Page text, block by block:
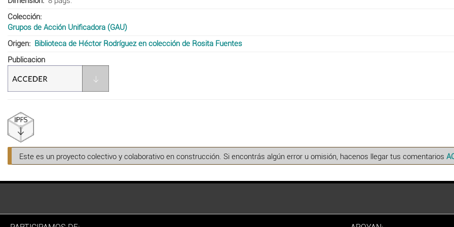
Colección
Grupos de Acción Unificadora (GAU)
Origen
Biblioteca de Héctor Rodríguez en colección de Rosita Fuentes
Publicacion
Este es un proyecto colectivo y colaborativo en construcción. Si encontrás algún error u omisión, hacenos llegar tus comentarios